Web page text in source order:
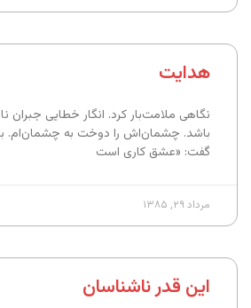
هدایت
نگاهی ملامت‌بار کرد. انگار خطایی جبران
باشد. چشمان‌اش را دوخت به چشمان‌ام.
گفت: «عشق کاری است
مرداد ۲۹, ۱۳۸۵
این قدر ناشناسان